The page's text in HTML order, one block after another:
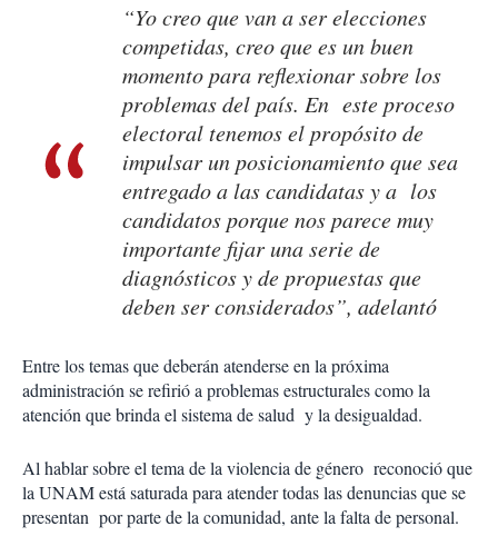
“Yo creo que van a ser elecciones
competidas, creo que es un buen
momento para reflexionar sobre los
problemas del país. En este proceso
electoral tenemos el propósito de
impulsar un posicionamiento que sea
entregado a las candidatas y a los
candidatos porque nos parece muy
importante fijar una serie de
diagnósticos y de propuestas que
deben ser considerados”, adelantó
Entre los temas que deberán atenderse en la próxima
administración se refirió a problemas estructurales como la
atención que brinda el sistema de salud y la desigualdad.
Al hablar sobre el tema de la violencia de género reconoció que
la UNAM está saturada para atender todas las denuncias que se
presentan por parte de la comunidad, ante la falta de personal.